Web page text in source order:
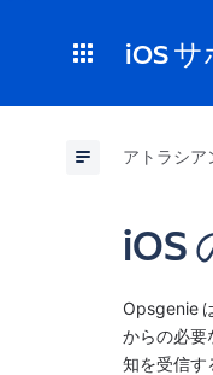
iOS
アトラシア
iOS
Opsgenie
からの必要
知を受信す